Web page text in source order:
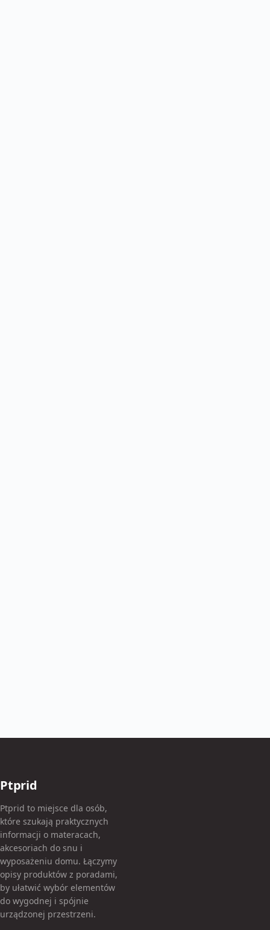
Ptprid
Ptprid to miejsce dla osób,
które szukają praktycznych
informacji o materacach,
akcesoriach do snu i
wyposażeniu domu. Łączymy
opisy produktów z poradami,
by ułatwić wybór elementów
do wygodnej i spójnie
urządzonej przestrzeni.